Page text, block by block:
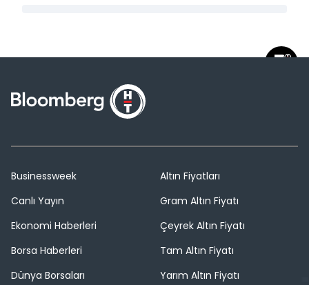
Businessweek
Canlı Yayın
Ekonomi Haberleri
Borsa Haberleri
Dünya Borsaları
Altın Fiyatları
Gram Altın Fiyatı
Çeyrek Altın Fiyatı
Tam Altın Fiyatı
Yarım Altın Fiyatı